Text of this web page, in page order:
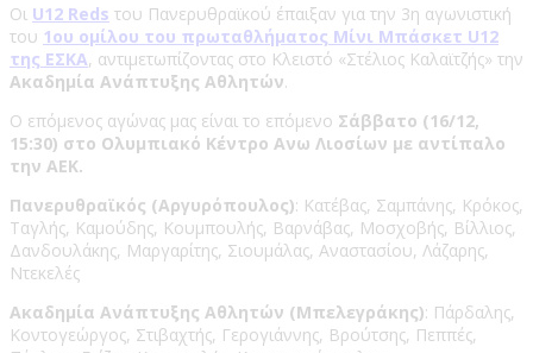
Οι U12 Reds του Πανερυθραϊκού έπαιξαν για την 3η αγωνιστική
του 1ου ομίλου του πρωταθλήματος Μίνι Μπάσκετ U12
της ΕΣΚΑ, αντιμετωπίζοντας στο Κλειστό «Στέλιος Καλαϊτζής» την
Ακαδημία Ανάπτυξης Αθλητών.
Ο επόμενος αγώνας μας είναι το επόμενο Σάββατο (16/12,
15:30) στο Ολυμπιακό Κέντρο Ανω Λιοσίων με αντίπαλο
την ΑΕΚ.
Πανερυθραϊκός (Αργυρόπουλος): Κατέβας, Σαμπάνης, Κρόκος,
Ταγλής, Καμούδης, Κουμπουλής, Βαρνάβας, Μοσχοβής, Βίλλιος,
Δανδουλάκης, Μαργαρίτης, Σιουμάλας, Αναστασίου, Λάζαρης,
Ντεκελές
Ακαδημία Ανάπτυξης Αθλητών (Μπελεγράκης): Πάρδαλης,
Κοντογεώργος, Στιβαχτής, Γερογιάννης, Βρούτσης, Πεππές,